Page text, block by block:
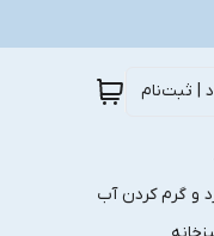
| ثبت‌نام
و گرم کردن آب